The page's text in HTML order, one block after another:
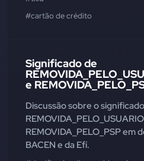
#cartão de crédito
Significado de
e
Discussão sobre o
REMOVIDA_PELO_PSP em
BACEN e da Efí.